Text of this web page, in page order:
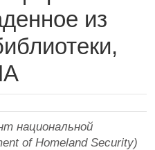
из
национальной
of Homeland Security)